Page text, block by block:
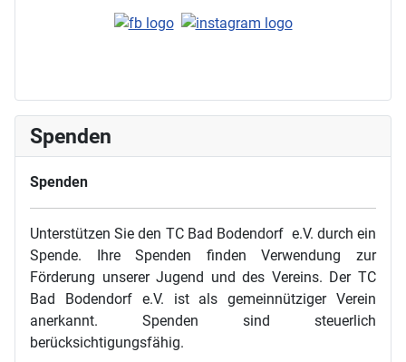
Spenden
Spenden
Unterstützen Sie den TC Bad Bodendorf e.V. durch ein
Spende. Ihre Spenden finden Verwendung zur
Förderung unserer Jugend und des Vereins. Der TC
Bad Bodendorf e.V. ist als gemeinnütziger Verein
anerkannt. Spenden sind steuerlich
berücksichtigungsfähig.